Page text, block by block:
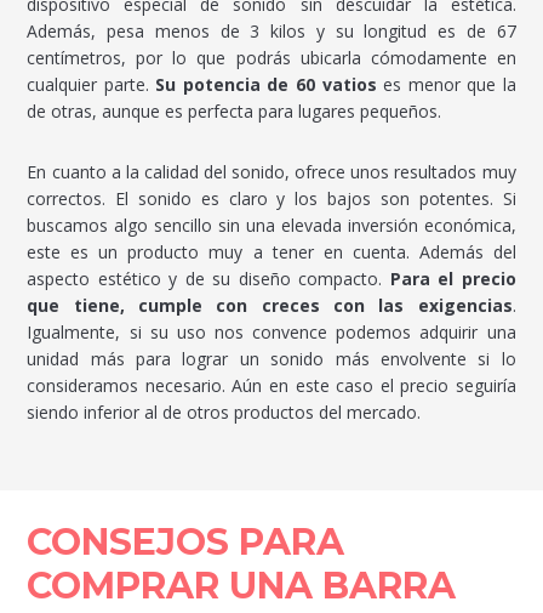
Además, pesa menos de 3 kilos y su longitud es de 67
centímetros, por lo que podrás ubicarla cómodamente en
cualquier parte. Su potencia de 60 vatios es menor que la
de otras, aunque es perfecta para lugares pequeños.
En cuanto a la calidad del sonido, ofrece unos resultados muy
correctos. El sonido es claro y los bajos son potentes. Si
buscamos algo sencillo sin una elevada inversión económica,
este es un producto muy a tener en cuenta. Además del
aspecto estético y de su diseño compacto. Para el precio
que tiene, cumple con creces con las exigencias.
Igualmente, si su uso nos convence podemos adquirir una
unidad más para lograr un sonido más envolvente si lo
consideramos necesario. Aún en este caso el precio seguiría
siendo inferior al de otros productos del mercado.
CONSEJOS PARA
COMPRAR UNA BARRA